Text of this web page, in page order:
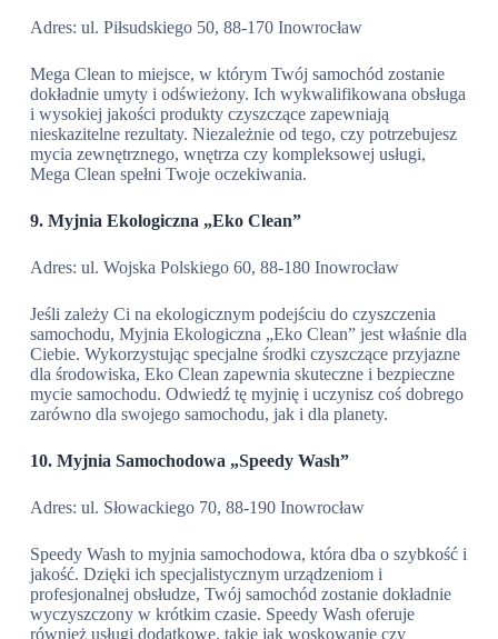
Adres: ul. Piłsudskiego 50, 88-170 Inowrocław
Mega Clean to miejsce, w którym Twój samochód zostanie
dokładnie umyty i odświeżony. Ich wykwalifikowana obsługa
i wysokiej jakości produkty czyszczące zapewniają
nieskazitelne rezultaty. Niezależnie od tego, czy potrzebujesz
mycia zewnętrznego, wnętrza czy kompleksowej usługi,
Mega Clean spełni Twoje oczekiwania.
9. Myjnia Ekologiczna „Eko Clean”
Adres: ul. Wojska Polskiego 60, 88-180 Inowrocław
Jeśli zależy Ci na ekologicznym podejściu do czyszczenia
samochodu, Myjnia Ekologiczna „Eko Clean” jest właśnie dla
Ciebie. Wykorzystując specjalne środki czyszczące przyjazne
dla środowiska, Eko Clean zapewnia skuteczne i bezpieczne
mycie samochodu. Odwiedź tę myjnię i uczynisz coś dobrego
zarówno dla swojego samochodu, jak i dla planety.
10. Myjnia Samochodowa „Speedy Wash”
Adres: ul. Słowackiego 70, 88-190 Inowrocław
Speedy Wash to myjnia samochodowa, która dba o szybkość i
jakość. Dzięki ich specjalistycznym urządzeniom i
profesjonalnej obsłudze, Twój samochód zostanie dokładnie
wyczyszczony w krótkim czasie. Speedy Wash oferuje
również usługi dodatkowe, takie jak woskowanie czy